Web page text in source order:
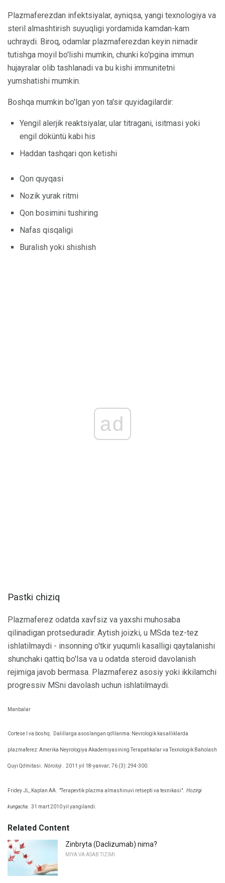
Plazmaferezdan infektsiyalar, ayniqsa, yangi texnologiya va
steril almashtirish suyuqligi yordamida kamdan-kam
uchraydi. Biroq, odamlar plazmaferezdan keyin nimadir
tutishga moyil bo'lishi mumkin, chunki ko'pgina immun
hujayralar olib tashlanadi va bu kishi immunitetni
yumshatishi mumkin.
Boshqa mumkin bo'lgan yon ta'sir quyidagilardir:
Yengil alerjik reaktsiyalar, ular titragani, isitmasi yoki
engil döküntü kabi his
Haddan tashqari qon ketishi
Qon quyqasi
Nozik yurak ritmi
Qon bosimini tushiring
Nafas qisqaligi
Buralish yoki shishish
ad
Pastki chiziq
Plazmaferez odatda xavfsiz va yaxshi muhosaba
qilinadigan protseduradir. Aytish joizki, u MSda tez-tez
ishlatilmaydi - insonning o'tkir yuqumli kasalligi qaytalanishi
shunchaki qattiq bo'lsa va u odatda steroid davolanish
rejimiga javob bermasa. Plazmaferez asosiy yoki ikkilamchi
progressiv MSni davolash uchun ishlatilmaydi.
Manbalar
Cortese I va boshq. Dalillarga asoslangan qo'llanma: Nevrologik kasalliklarda
plazmaferez: Amerika Neyrologiya Akademiyasining Terapatikalar va Texnologik Baholash
Quyi Qo'mitasi. Nöroloji. 2011 yil 18-yanvar; 76 (3): 294-300.
Fridey JL, Kaplan AA. "Terapevtik plazma almashinuvi retsepti va texnikasi". Hozirgi
kungacha. 31 mart 2010 yil yangilandi.
Related Content
Zinbryta (Daclizumab) nima?
MIYA VA ASAB TIZIMI